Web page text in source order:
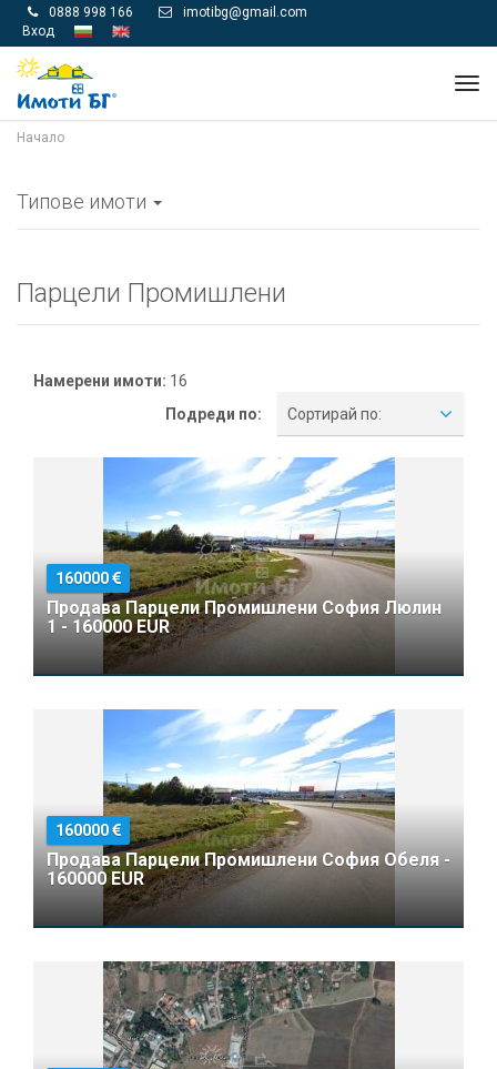
 0888 998 166 
imotibg@gmail.com
Вход
Начало
Типове имоти
Парцели Промишлени
Намерени имоти: 16
Подреди по:
Сортирай по:
160000
Продава Парцели Промишлени София Люлин
1 - 160000 EUR
160000
Продава Парцели Промишлени София Обеля -
160000 EUR